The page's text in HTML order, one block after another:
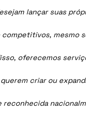
lançar suas
mesmo
oferecemos
criar ou
reconhecida